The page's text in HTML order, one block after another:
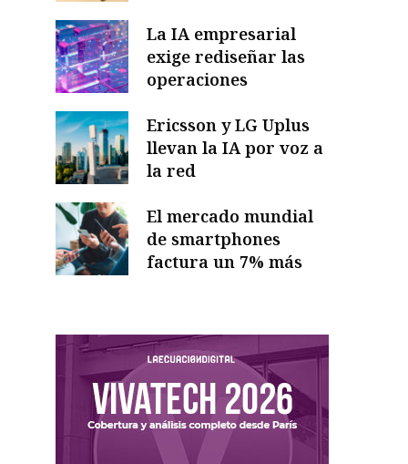
La IA empresarial
exige rediseñar las
operaciones
Ericsson y LG Uplus
llevan la IA por voz a
la red
El mercado mundial
de smartphones
factura un 7% más